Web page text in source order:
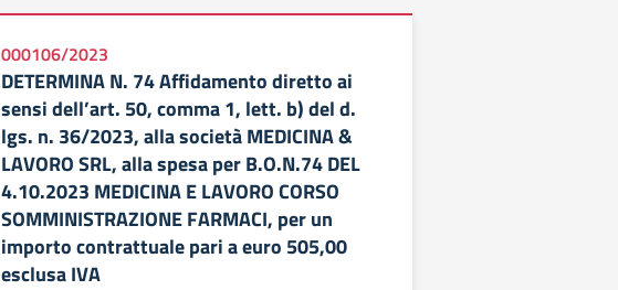
000106/2023
DETERMINA N. 74 Affidamento diretto ai
sensi dell’art. 50, comma 1, lett. b) del d.
lgs. n. 36/2023, alla società MEDICINA &
LAVORO SRL, alla spesa per B.O.N.74 DEL
4.10.2023 MEDICINA E LAVORO CORSO
SOMMINISTRAZIONE FARMACI, per un
importo contrattuale pari a euro 505,00
esclusa IVA